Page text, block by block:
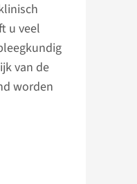
u veel
van de
worden